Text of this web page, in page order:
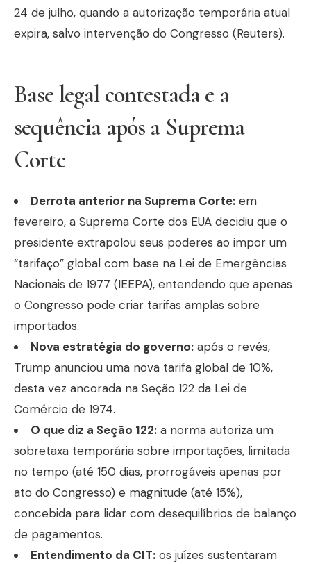
24 de julho, quando a autorização temporária atual
expira, salvo intervenção do Congresso (Reuters).
Base legal contestada e a
sequência após a Suprema
Corte
Derrota anterior na Suprema Corte: em
fevereiro, a Suprema Corte dos EUA decidiu que o
presidente extrapolou seus poderes ao impor um
“tarifaço” global com base na Lei de Emergências
Nacionais de 1977 (IEEPA), entendendo que apenas
o Congresso pode criar tarifas amplas sobre
importados.
Nova estratégia do governo: após o revés,
Trump anunciou uma nova tarifa global de 10%,
desta vez ancorada na Seção 122 da Lei de
Comércio de 1974.
O que diz a Seção 122: a norma autoriza um
sobretaxa temporária sobre importações, limitada
no tempo (até 150 dias, prorrogáveis apenas por
ato do Congresso) e magnitude (até 15%),
concebida para lidar com desequilíbrios de balanço
de pagamentos.
Entendimento da CIT: os juízes sustentaram